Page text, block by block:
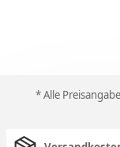
* Alle